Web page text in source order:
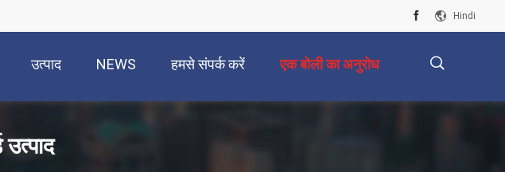
Hindi
उत्पाद NEWS हमसे संपर्क करें एक बोली का अनुरोध
उत्पाद